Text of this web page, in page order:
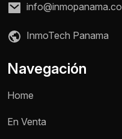
Nombre *
InmoTech Panama
Navegación
Home
En Venta